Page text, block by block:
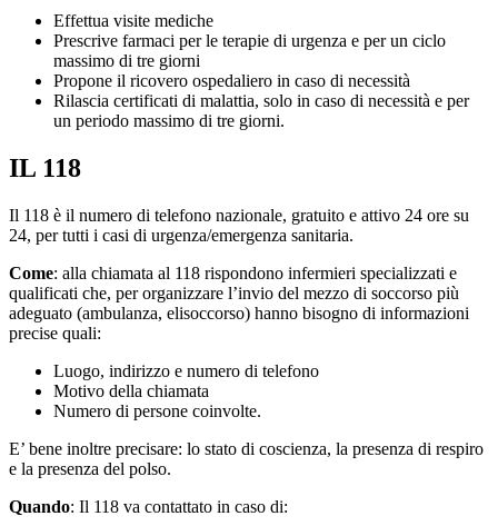
Effettua visite mediche
Prescrive farmaci per le terapie di urgenza e per un ciclo
massimo di tre giorni
Propone il ricovero ospedaliero in caso di necessità
Rilascia certificati di malattia, solo in caso di necessità e per
un periodo massimo di tre giorni.
IL 118
Il 118 è il numero di telefono nazionale, gratuito e attivo 24 ore su
24, per tutti i casi di urgenza/emergenza sanitaria.
Come: alla chiamata al 118 rispondono infermieri specializzati e
qualificati che, per organizzare l’invio del mezzo di soccorso più
adeguato (ambulanza, elisoccorso) hanno bisogno di informazioni
precise quali:
Luogo, indirizzo e numero di telefono
Motivo della chiamata
Numero di persone coinvolte.
E’ bene inoltre precisare: lo stato di coscienza, la presenza di respiro
e la presenza del polso.
Quando: Il 118 va contattato in caso di: